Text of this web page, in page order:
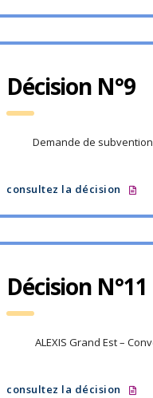
Décision N°9
Demande de subvention
consultez la décision
Décision N°11
ALEXIS Grand Est –
consultez la décision